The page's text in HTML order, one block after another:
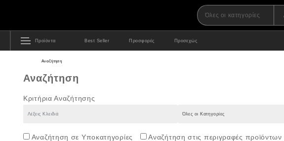
Προϊόντα Best Seller Προσφορές Προσεχώς
Αναζήτηση
Αναζήτηση
Κριτήρια Αναζήτησης
Αναζήτηση σε Υποκατηγορίες Αναζήτηση στις περιγραφές προϊόντων